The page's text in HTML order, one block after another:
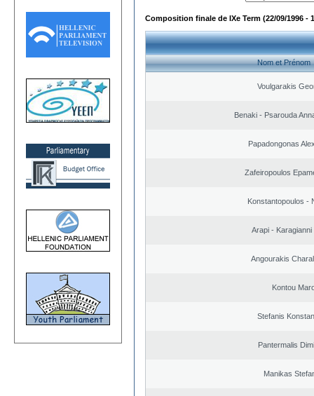
Composition finale de IXe Term (22/09/1996 -
Nom et Prénom
Voulgarakis
Benaki - Psarouda
Papadongonas
Zafeiropoulos
Konstantopoulos -
Arapi - Karagianni
Angourakis
Kontou
Stefanis
Pantermalis
Manikas